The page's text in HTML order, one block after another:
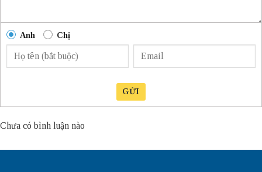
Anh Chị
GỬI
Chưa có bình luận nào